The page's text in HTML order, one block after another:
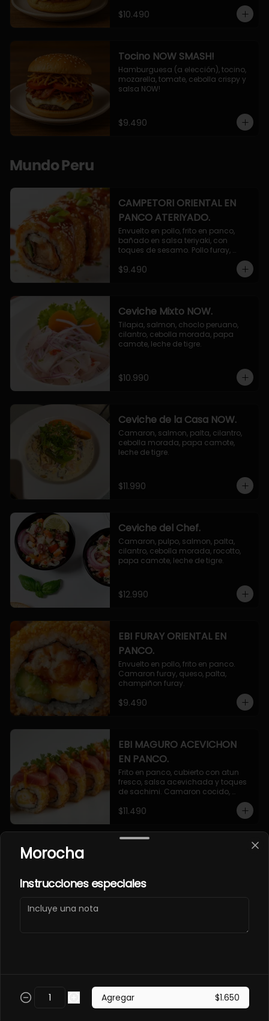
NOW!
$10.490
Tocino NOW SMASH!
Hamburguesa (a elección), tocino,
mozarella, tomate, cebolla crispy y
salsa NOW!
$9.490
Mundo Peru
CAMPETORI ORIENTAL EN
PANCO ATERIYADO.
Envuelto en pollo, frito en panco,
bañado en salsa teriyaki, con
toques de sesamo. Pollo furay,
queso, champiñon furay, cebollin.
$9.490
Ceviche Mixto NOW.
Tilapia, salmon, choclo peruano,
cilantro, cebolla morada, papa
camote, leche de tigre.
$10.990
Ceviche de la Casa NOW.
Camaron, salmon, palta, cilantro,
cebolla morada, papa camote,
leche de tigre.
$11.990
Ceviche del Chef.
Camaron, pulpo, salmon, palta,
cilantro, cebolla morada, rocotto,
papa camote, leche de tigre.
$12.990
EBI FURAY ORIENTAL EN
PANCO.
Envuelto en pollo, frito en panco.
Camaron furay, queso, palta,
champiñon furay.
$9.490
EBI MAGURO ACEVICHON
EN PANCO.
Frito en panco, cubierto con atun
fresco, salsa acevichada y toques
de sachimi. Camaron cocido,
$11.490
Envuelto en palta, cubierto con
salmon fresco, salsa acevichada y
Frito en panco, cubierto con pulpo y
salsa acevichada, toques de
shichimi. Camaron furay, queso,
Morocha
Instrucciones especiales
Agregar $1.650